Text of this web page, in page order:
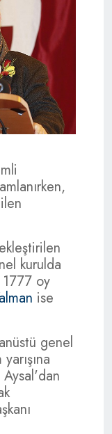
kurulda
oy
ise
genel